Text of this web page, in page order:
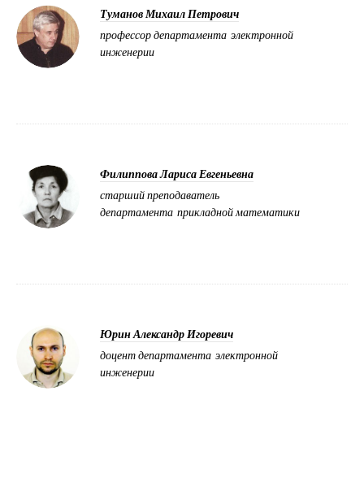
Туманов Михаил Петрович
профессор департамента электронной
инженерии
Филиппова Лариса Евгеньевна
старший преподаватель
департамента прикладной математики
Юрин Александр Игоревич
доцент департамента электронной
инженерии